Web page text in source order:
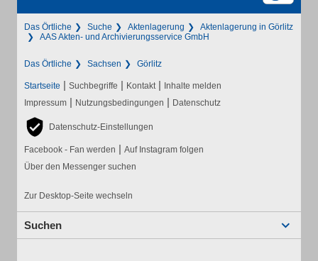
Das Örtliche Suche Aktenlagerung
Aktenlagerung in Görlitz
AAS Akten- und Archivierungsservice GmbH
Das Örtliche Sachsen Görlitz
Startseite | Suchbegriffe | Kontakt | Inhalte melden
Impressum | Nutzungsbedingungen | Datenschutz
Datenschutz-Einstellungen
Facebook - Fan werden | Auf Instagram folgen
Über den Messenger suchen
Zur Desktop-Seite wechseln
Suchen